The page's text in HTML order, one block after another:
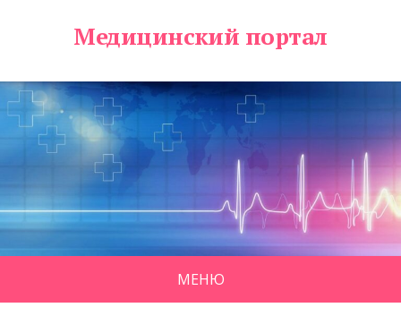
Медицинский портал
МЕНЮ